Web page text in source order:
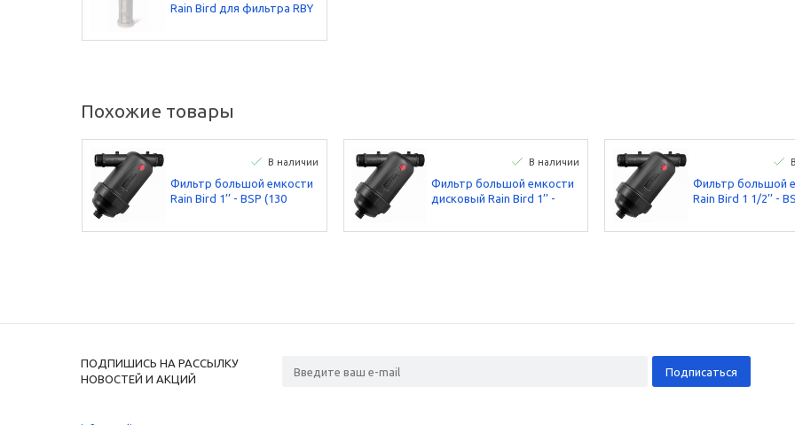
Rain Bird для фильтра RBY
Похожие товары
В наличии
Фильтр большой емкости
Rain Bird 1’’ - BSP (130
В наличии
Фильтр большой емкости
дисковый Rain Bird 1’’ -
Фильтр большой
Rain Bird 1 1/2’’ -
ПОДПИШИСЬ НА РАССЫЛКУ
НОВОСТЕЙ И АКЦИЙ